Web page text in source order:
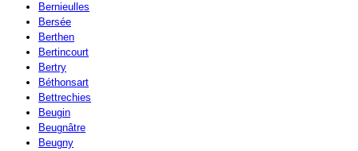
Bernieulles
Bersée
Berthen
Bertincourt
Bertry
Béthonsart
Bettrechies
Beugin
Beugnâtre
Beugny